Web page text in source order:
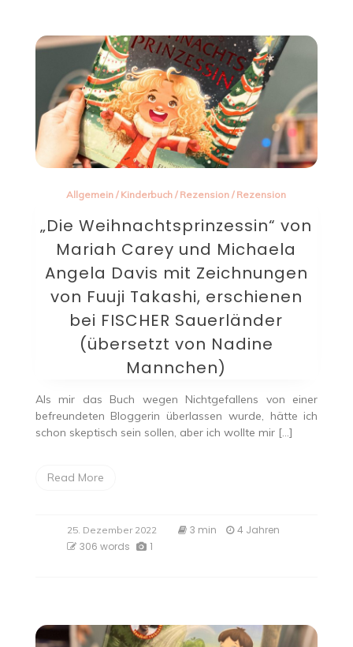
Allgemein / Kinderbuch / Rezension / Rezension
„Die Weihnachtsprinzessin“ von
Mariah Carey und Michaela
Angela Davis mit Zeichnungen
von Fuuji Takashi, erschienen
bei FISCHER Sauerländer
(übersetzt von Nadine
Mannchen)
Als mir das Buch wegen Nichtgefallens von einer
befreundeten Bloggerin überlassen wurde, hätte ich
schon skeptisch sein sollen, aber ich wollte mir […]
Read More
25. Dezember 2022 3 min
4 Jahren
306 words
1